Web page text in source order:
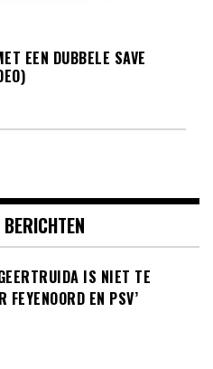
EEN DUBBELE SAVE
IS NIET TE
FEYENOORD EN PSV’